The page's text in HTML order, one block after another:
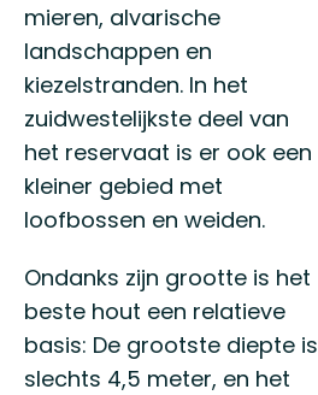
mieren, alvarische
landschappen en
kiezelstranden. In het
zuidwestelijkste deel van
het reservaat is er ook een
kleiner gebied met
loofbossen en weiden.
Ondanks zijn grootte is het
beste hout een relatieve
basis: De grootste diepte is
slechts 4,5 meter, en het